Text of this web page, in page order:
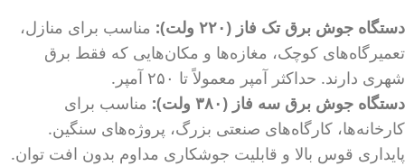
دستگاه جوش برق تک فاز (۲۲۰ ولت):
مناسب برای منازل،
تعمیرگاه‌های کوچک، مغازه‌ها و مکان‌هایی که فقط برق
شهری دارند. حداکثر آمپر معمولاً تا ۲۵۰ آمپر.
دستگاه جوش برق سه فاز (۳۸۰ ولت):
مناسب برای
کارخانه‌ها، کارگاه‌های صنعتی بزرگ، پروژه‌های سنگین.
پایداری قوس بالا و قابلیت جوشکاری مداوم بدون افت توان.